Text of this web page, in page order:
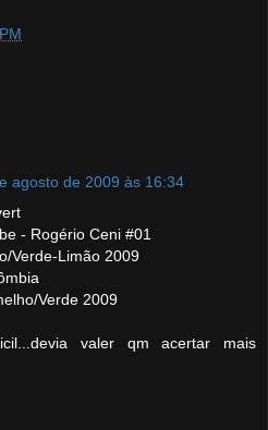
agosto de 2009 às 16:34
- Rogério Ceni #01
Verde-Limão 2009
Verde 2009
valer qm acertar mais